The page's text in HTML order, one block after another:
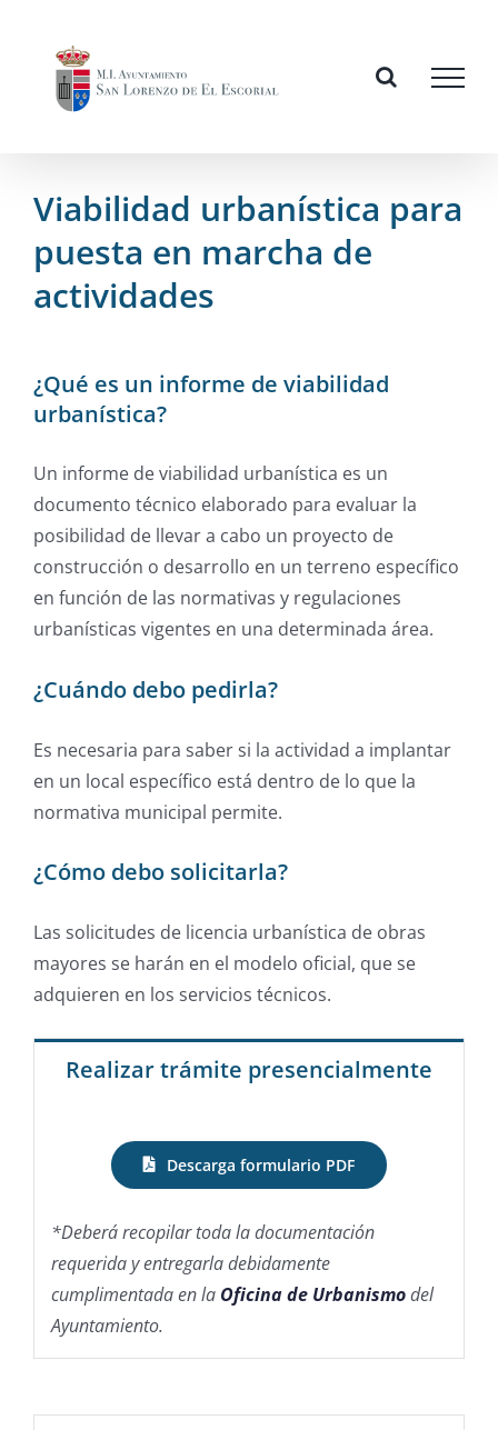
content
Viabilidad urbanística para
puesta en marcha de
actividades
¿Qué es un informe de viabilidad
urbanística?
Un informe de viabilidad urbanística es un
documento técnico elaborado para evaluar la
posibilidad de llevar a cabo un proyecto de
construcción o desarrollo en un terreno específico
en función de las normativas y regulaciones
urbanísticas vigentes en una determinada área.
¿Cuándo debo pedirla?
Es necesaria para saber si la actividad a implantar
en un local específico está dentro de lo que la
normativa municipal permite.
¿Cómo debo solicitarla?
Las solicitudes de licencia urbanística de obras
mayores se harán en el modelo oficial, que se
adquieren en los servicios técnicos.
Realizar trámite presencialmente
Descarga formulario PDF
*Deberá recopilar toda la documentación
requerida y entregarla debidamente
cumplimentada en la Oficina de Urbanismodel
Ayuntamiento.